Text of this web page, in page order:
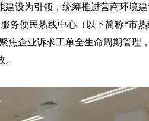
设为引领，统筹推进营商环境
务便民热线中心（以下简称“市
焦企业诉求工单全生命周期管理